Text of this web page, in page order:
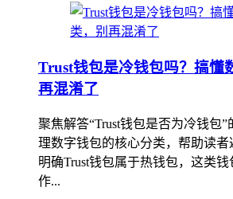
Trust钱包是冷钱包吗？搞懂
再混淆了
聚焦解答“Trust钱包是否为冷钱包
理数字钱包的核心分类，帮助读
明确Trust钱包属于热钱包，这类
作...